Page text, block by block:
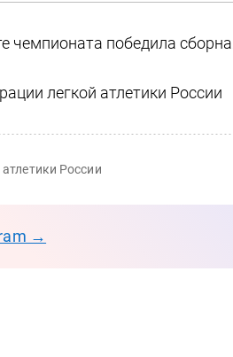
победила
легкой атлетики России
России
→